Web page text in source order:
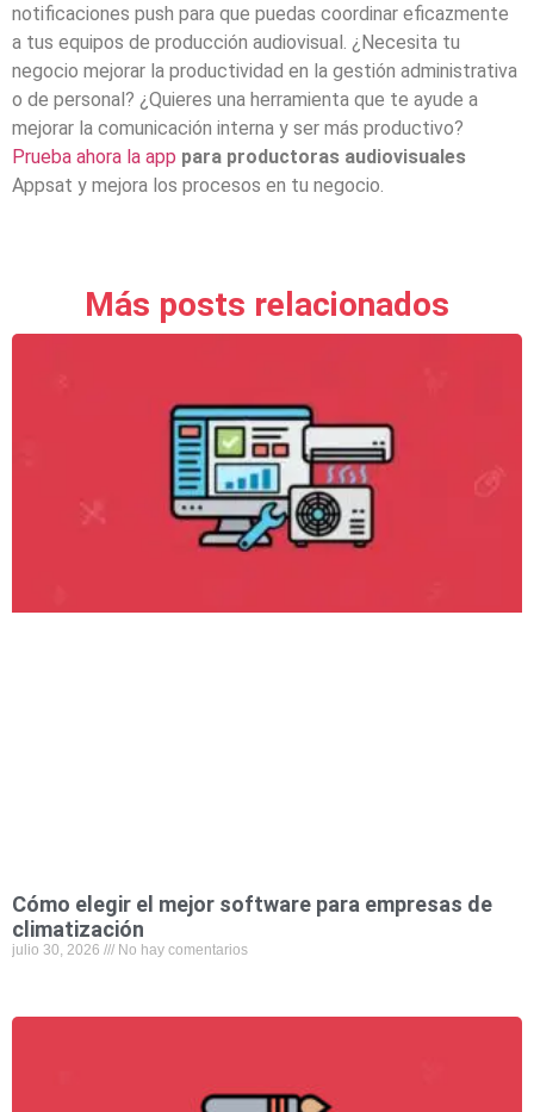
notificaciones push para que puedas coordinar eficazmente
a tus equipos de producción audiovisual. ¿Necesita tu
negocio mejorar la productividad en la gestión administrativa
o de personal? ¿Quieres una herramienta que te ayude a
mejorar la comunicación interna y ser más productivo?
Prueba ahora la app para productoras audiovisuales
Appsat y mejora los procesos en tu negocio.
Más posts relacionados
Cómo elegir el mejor software para empresas de
climatización
julio 30, 2026 No hay comentarios